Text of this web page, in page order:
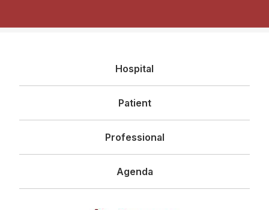
principal
Hospital
Patient
Professional
Agenda